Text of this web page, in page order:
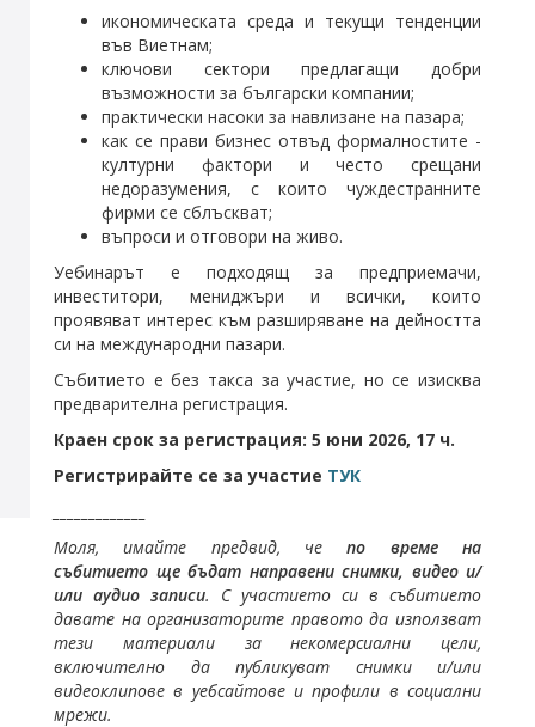
икономическата среда и текущи тенденции
във Виетнам;
ключови сектори предлагащи добри
възможности за български компании;
практически насоки за навлизане на пазара;
как се прави бизнес отвъд формалностите -
културни фактори и често срещани
недоразумения, с които чуждестранните
фирми се сблъскват;
въпроси и отговори на живо.
Уебинарът е подходящ за предприемачи,
инвеститори, мениджъри и всички, които
проявяват интерес към разширяване на дейността
си на международни пазари.
Събитието е без такса за участие, но се изисква
предварителна регистрация.
Краен срок за регистрация: 5 юни 2026, 17 ч.
Регистрирайте се за участие ТУК
Моля, имайте предвид, чепо време на
събитието ще бъдат направени снимки, видео и/
или аудио записи. С участието си в събитието
давате на организаторите правото да използват
тези материали за некомерсиални цели,
включително да публикуват снимки и/или
видеоклипове в уебсайтове и профили в социални
мрежи.